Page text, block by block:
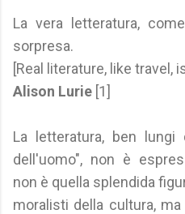
La vera letteratura,
sorpresa.
[Real literature, like travel,
Alison Lurie [1]
La letteratura, ben lungi
dell'uomo", non è
non è quella splendida
moralisti della cultura,